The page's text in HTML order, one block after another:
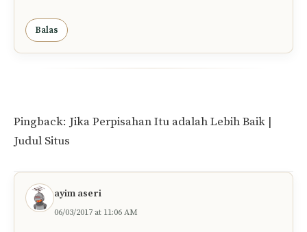
Balas
Pingback: Jika Perpisahan Itu adalah Lebih Baik |
Judul Situs
ayim aseri
06/03/2017 at 11:06 AM